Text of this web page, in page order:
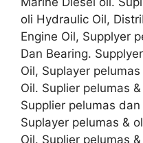
oli Hydraulic Oil,
Engine Oil, Supplyer
Dan Bearing.
Oil, Suplayer
Oil. Suplier pelumas
Supplier pelumas
Suplayer pelumas &
Oil. Suplier pelumas